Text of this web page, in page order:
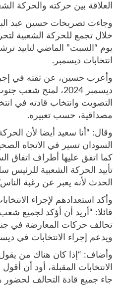
العلاقة بين حركته والحركة
وجاءت تصريحات حسين عبد
خلال تجمع للحركة الشعبية
يوم “السبت” الماضي لتاييد
انتخابات ديسمبر.
وأعرب حسين، عن ثقته في
ديسمبر 2024، لمنح
التصويت وانتخاب قادته في
مصداقية، حسب تعبيره.
وقال: “أنا سعيد أيضا لأن
السودان تسير في الاتجاه
كما اتفق عليها أطراف اتفاق
تأييد الحركة الشعبية للرئيس
الحدث لأنه يعبر عن رغبة
وأكد استعدادهم لإجراء
قائلا: “أريد أن أؤكد لجميع
تحالف حركات المعارضة في
ويدعم إجراء الانتخابات في
وأضاف: “إذا كان هناك من
الانتخابات المقبلة، أود أن
جاء جميع قادة التحالف لحضور